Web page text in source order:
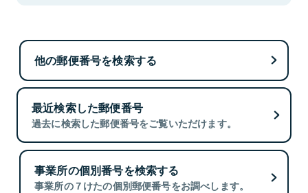
他の郵便番号を検索する
最近検索した郵便番号
過去に検索した郵便番号をご覧いただけます。
事業所の個別番号を検索する
事業所の７けたの個別郵便番号をお調べします。